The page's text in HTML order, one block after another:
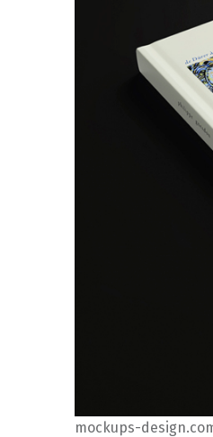
mockups-